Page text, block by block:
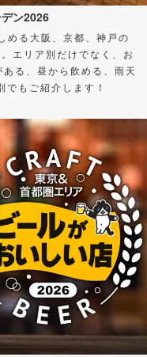
ン2026
める大阪、京都、神戸の
エリア別だけでなく、お
る、昼から飲める、雨天
もご紹介します！